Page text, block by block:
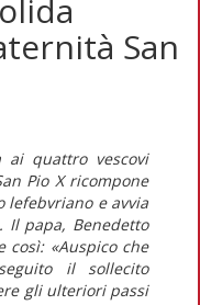
San
ai quattro vescovi
Pio X ricompone
lefebvriano e avvia
Il papa, Benedetto
così: «Auspico che
il sollecito
gli ulteriori passi